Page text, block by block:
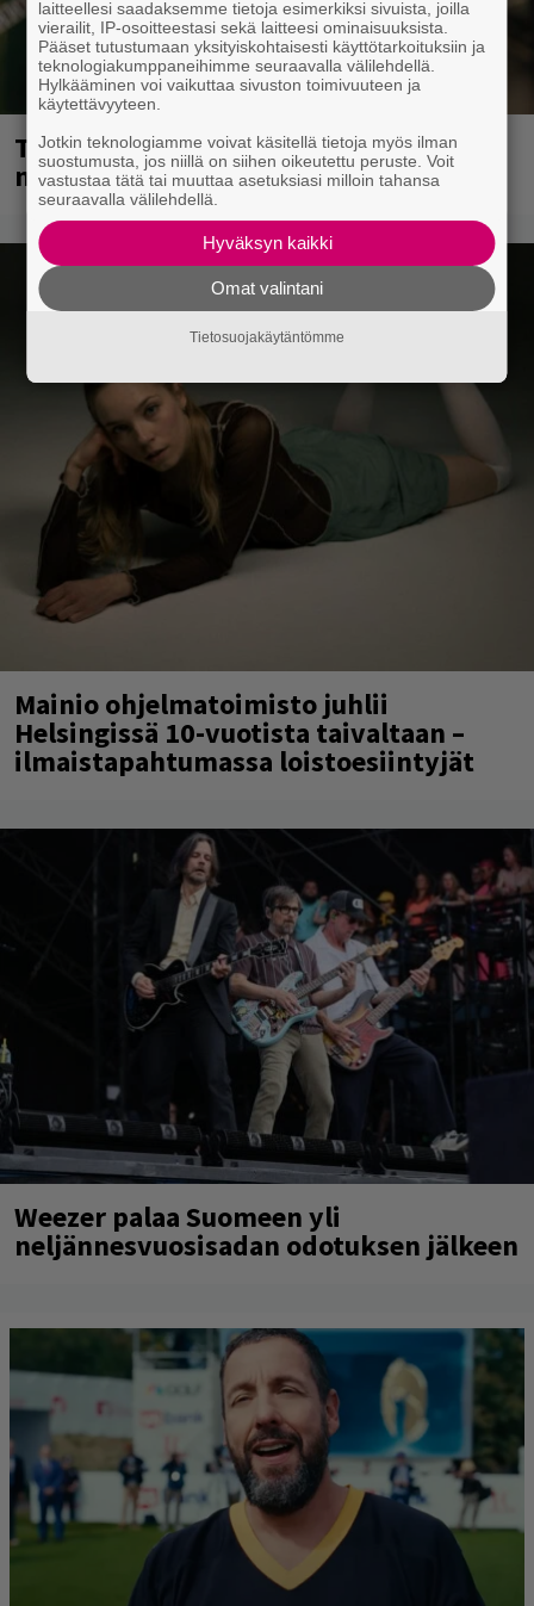
Tampereella sunnuntaina superpäivä –
nämä artistit mukana
Mainio ohjelmatoimisto juhlii
Helsingissä 10-vuotista taivaltaan –
ilmaistapahtumassa loistoesiintyjät
Weezer palaa Suomeen yli
neljännesvuosisadan odotuksen jälkeen
laitteellesi saadaksemme tietoja esimerkiksi sivuista, joilla
vierailit, IP-osoitteestasi sekä laitteesi ominaisuuksista.
Pääset tutustumaan yksityiskohtaisesti käyttötarkoituksiin ja
teknologiakumppaneihimme seuraavalla välilehdellä.
Hylkääminen voi vaikuttaa sivuston toimivuuteen ja
käytettävyyteen.
Jotkin teknologiamme voivat käsitellä tietoja myös ilman
suostumusta, jos niillä on siihen oikeutettu peruste. Voit
vastustaa tätä tai muuttaa asetuksiasi milloin tahansa
seuraavalla välilehdellä.
Hyväksyn kaikki
Omat valintani
Tietosuojakäytäntömme